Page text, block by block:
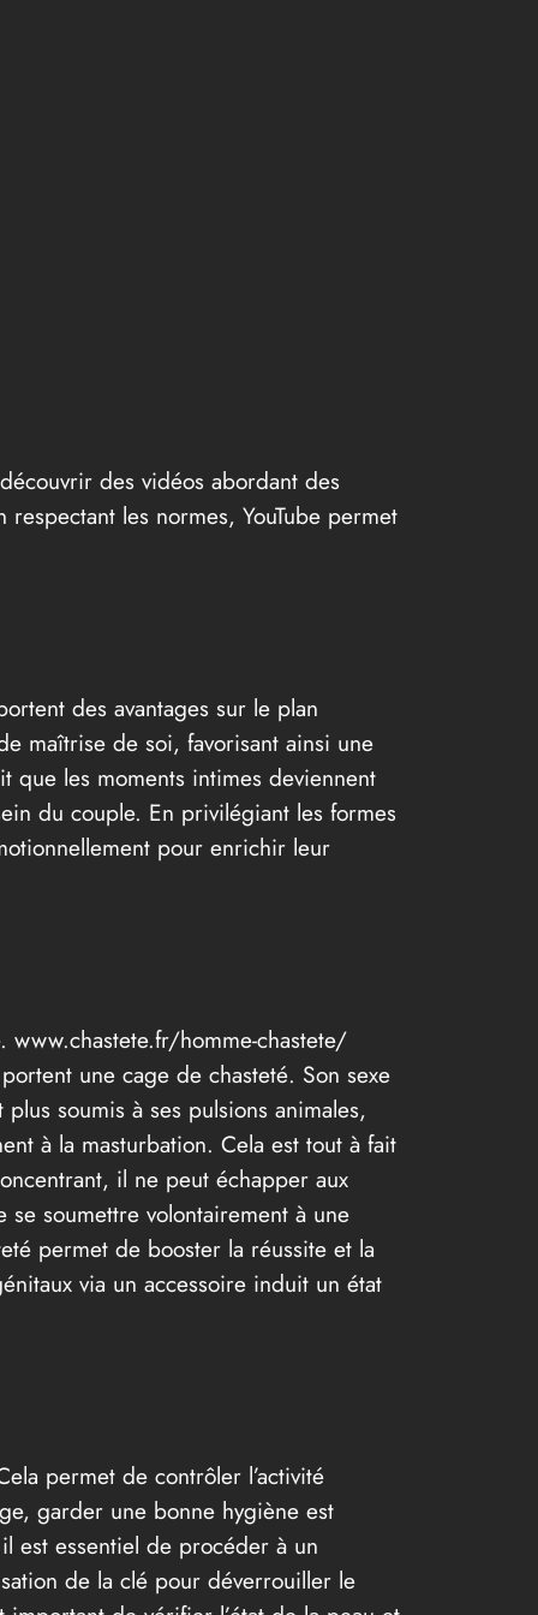
des vidéos abordant des
les normes, YouTube permet
des avantages sur le plan
maîtrise de soi, favorisant ainsi une
que les moments intimes deviennent
du couple. En privilégiant les formes
pour enrichir leur
www.chastete.fr/homme-chastete/
une cage de chasteté. Son sexe
soumis à ses pulsions animales,
à la masturbation. Cela est tout à fait
il ne peut échapper aux
soumettre volontairement à une
permet de booster la réussite et la
via un accessoire induit un état
permet de contrôler l’activité
garder une bonne hygiène est
est essentiel de procéder à un
de la clé pour déverrouiller le